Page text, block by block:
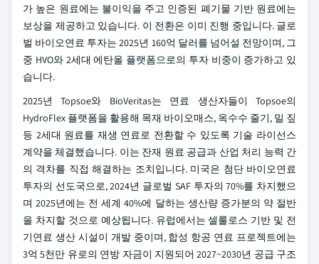
가 높은 원료에는 불이익을 주고 인증된 폐기물 기반 원료에는
보상을 제공하고 있습니다. 이 전환은 이미 진행 중입니다. 글로
벌 바이오연료 투자는 2025년 160억 달러를 넘어설 전망이며, 그
중 HVO와 2세대 에탄올 플랫폼으로의 투자 비중이 증가하고 있
습니다.
2025년 Topsoe와 BioVeritas는 연료 생산자들이 Topsoe의
HydroFlex 플랫폼을 활용해 목재 바이오매스, 옥수수 줄기, 밀 짚
등 2세대 원료를 재생 연료로 전환할 수 있도록 기술 라이선스
계약을 체결했습니다. 이는 잔재 원료 공급과 산업 처리 능력 간
의 격차를 직접 해결하는 조치입니다. 미국은 첨단 바이오연료
투자의 선도국으로, 2024년 글로벌 SAF 투자의 70%를 차지했으
며 2025년에는 전 세계 40%에 달하는 생산량 증가분의 약 절반
을 차지할 것으로 예상됩니다. 유럽에서는 셀룰로스 기반 및 전
기연료 생산 시설이 개발 중이며, 합성 항공 연료 프로젝트에는
3억 5천만 유로의 연방 자금이 지원되어 2027~2030년 공급 구조